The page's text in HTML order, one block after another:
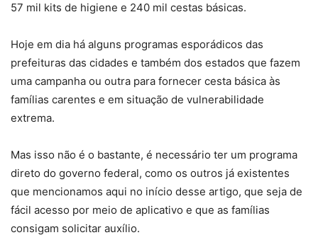
57 mil kits de higiene e 240 mil cestas básicas.
Hoje em dia há alguns programas esporádicos das
prefeituras das cidades e também dos estados que fazem
uma campanha ou outra para fornecer cesta básica às
famílias carentes e em situação de vulnerabilidade
extrema.
Mas isso não é o bastante, é necessário ter um programa
direto do governo federal, como os outros já existentes
que mencionamos aqui no início desse artigo, que seja de
fácil acesso por meio de aplicativo e que as famílias
consigam solicitar auxílio.